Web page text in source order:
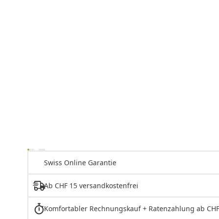
Swiss Online Garantie
Ab CHF 15 versandkostenfrei
Komfortabler Rechnungskauf + Ratenzahlung ab